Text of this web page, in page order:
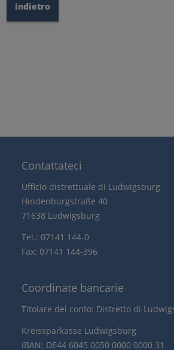
indietro
Contattateci
Ufficio distrettuale di Ludwigsburg
Hindenburgstraße 40
71638 Ludwigsburg
Tel.: 07141 144-0
Fax: 07141 144-396
Coordinate bancarie
Titolare del conto: Distretto di
Kreissparkasse Ludwigsburg
IBAN: DE44 6045 0050 0000 0000 31